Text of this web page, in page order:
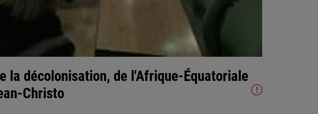
la décolonisation, de l'Afrique-Équatoriale
Christo